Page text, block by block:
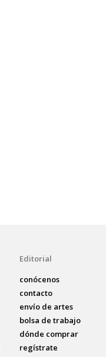
Editorial
conócenos
contacto
envío de artes
bolsa de trabajo
dónde comprar
regístrate